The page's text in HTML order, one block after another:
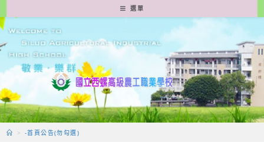
轉
至
要
容
選單
> -首頁公告(勿勾選)